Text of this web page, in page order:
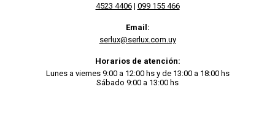
4523 4406| 099 155 466
Email:
serlux@serlux.com.uy
Horarios de atención:
Lunes a viernes 9:00 a 12:00 hs y de 13:00 a 18:00 hs
Sábado 9:00 a 13:00 hs